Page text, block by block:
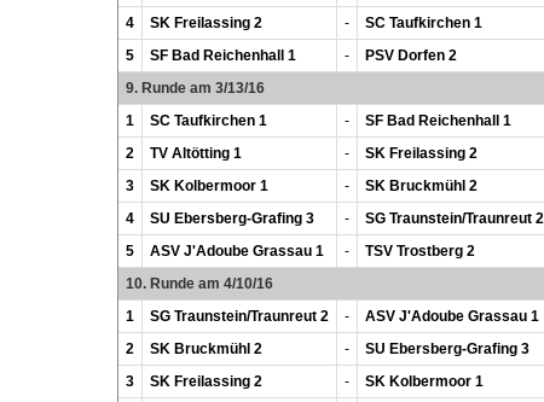
4
SK Freilassing 2 - SC Taufkirchen 1
5
SF Bad Reichenhall 1 - PSV Dorfen 2
9. Runde am 3/13/16
1
SC Taufkirchen 1 - SF Bad Reichenhall 1
2
TV Altötting 1 - SK Freilassing 2
3
SK Kolbermoor 1 - SK Bruckmühl 2
4
SU Ebersberg-Grafing 3 - SG Traunstein/Traunreut 2
5
ASV J'Adoube Grassau 1 - TSV Trostberg 2
10. Runde am 4/10/16
1
SG Traunstein/Traunreut 2 - ASV J'Adoube Grassau 1
2
SK Bruckmühl 2 - SU Ebersberg-Grafing 3
3
SK Freilassing 2 - SK Kolbermoor 1